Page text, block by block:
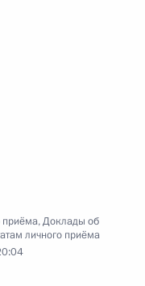
приёма,Доклады об
личного приёма